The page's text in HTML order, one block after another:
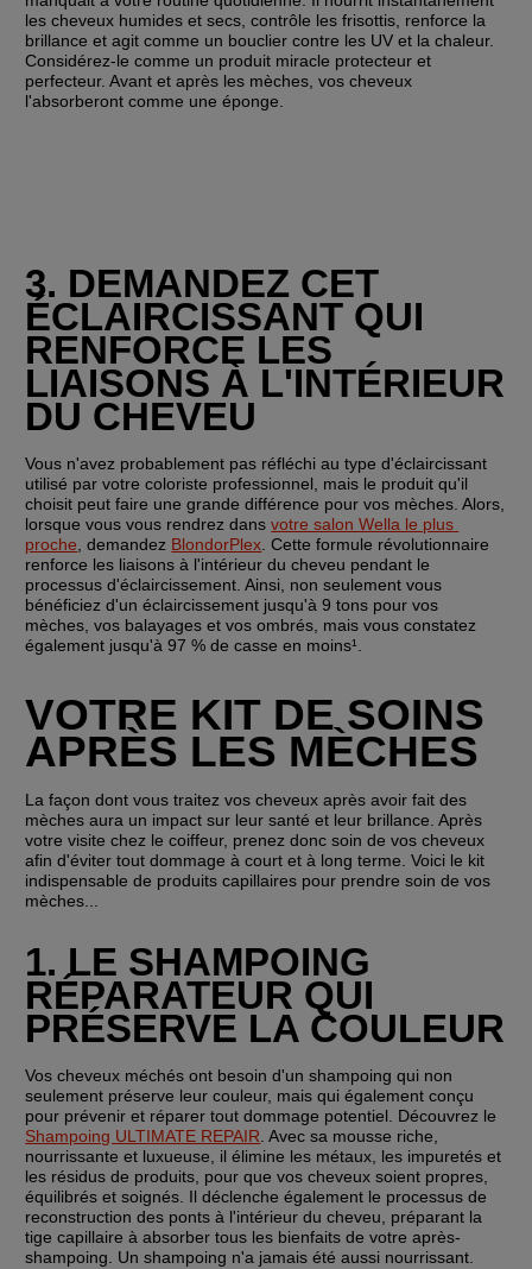
les cheveux humides et secs, contrôle les frisottis, renforce la
brillance et agit comme un bouclier contre les UV et la chaleur.
Considérez-le comme un produit miracle protecteur et
perfecteur. Avant et après les mèches, vos cheveux
l'absorberont comme une éponge.
3. DEMANDEZ CET
ÉCLAIRCISSANT QUI
RENFORCE LES
LIAISONS À L'INTÉRIEUR
DU CHEVEU
Vous n'avez probablement pas réfléchi au type d'éclaircissant
utilisé par votre coloriste professionnel, mais le produit qu'il
choisit peut faire une grande différence pour vos mèches. Alors,
lorsque vous vous rendrez dans votre salon Wella le plus
proche , demandez BlondorPlex . Cette formule révolutionnaire
renforce les liaisons à l'intérieur du cheveu pendant le
processus d'éclaircissement. Ainsi, non seulement vous
bénéficiez d'un éclaircissement jusqu'à 9 tons pour vos
mèches, vos balayages et vos ombrés, mais vous constatez
également jusqu'à 97 % de casse en moins¹.
VOTRE KIT DE SOINS
APRÈS LES MÈCHES
La façon dont vous traitez vos cheveux après avoir fait des
mèches aura un impact sur leur santé et leur brillance. Après
votre visite chez le coiffeur, prenez donc soin de vos cheveux
afin d'éviter tout dommage à court et à long terme. Voici le kit
indispensable de produits capillaires pour prendre soin de vos
mèches...
1. LE SHAMPOING
RÉPARATEUR QUI
PRÉSERVE LA COULEUR
Vos cheveux méchés ont besoin d'un shampoing qui non
seulement préserve leur couleur, mais qui également conçu
Shampoing ULTIMATE REPAIR. Avec sa mousse riche,
nourrissante et luxueuse, il élimine les métaux, les impuretés et
les résidus de produits, pour que vos cheveux soient propres,
équilibrés et soignés. Il déclenche également le processus de
reconstruction des ponts à l'intérieur du cheveu, préparant la
tige capillaire à absorber tous les bienfaits de votre après-
shampoing. Un shampoing n'a jamais été aussi nourrissant.